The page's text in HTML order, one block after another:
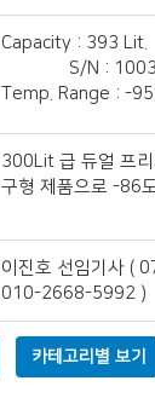
Capacity
S/N :
Temp. Range : -
300Lit 급 듀얼 프리
구형 제품으로 -86
이진호 선임기사(
010-2668-5992)
카테고리별 보기